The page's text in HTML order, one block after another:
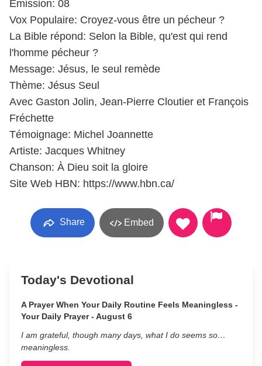
Émission: 08
Vox Populaire: Croyez-vous être un pécheur ?
La Bible répond: Selon la Bible, qu'est qui rend
l'homme pécheur ?
Message: Jésus, le seul remède
Thème: Jésus Seul
Avec Gaston Jolin, Jean-Pierre Cloutier et François
Fréchette
Témoignage: Michel Joannette
Artiste: Jacques Whitney
Chanson: À Dieu soit la gloire
Site Web HBN: https://www.hbn.ca/
Share Embed
Today's Devotional
A Prayer When Your Daily Routine Feels Meaningless -
Your Daily Prayer - August 6
I am grateful, though many days, what I do seems so…
meaningless.